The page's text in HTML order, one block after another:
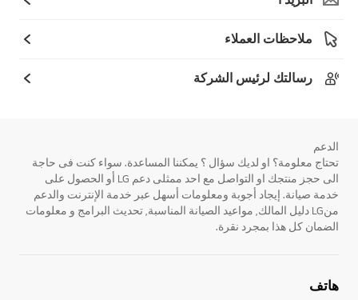
ملاحظات العملاء
رسالتك لرئيس الشركة
الدعم
تحتاج معلومة؟ او لديك سؤال ؟ يمكننا المساعدة. سواء كنت فى حاجة
الى حجز منتجك او التواصل مع احد ممثلى دعم LG أو الحصول على
خدمة صيانة. إيجاد أجوبة ومعلومات أسهل عبر خدمة الإنترنت والدعم
منLG دليل المالك, مواعيد الصيانة المناسبة, تحديث البرامج و معلومات
الضمان كل هذا بمجرد نقرة.
هاتف